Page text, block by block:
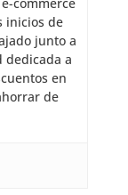
inicios de
junto a
dedicada a
en
de